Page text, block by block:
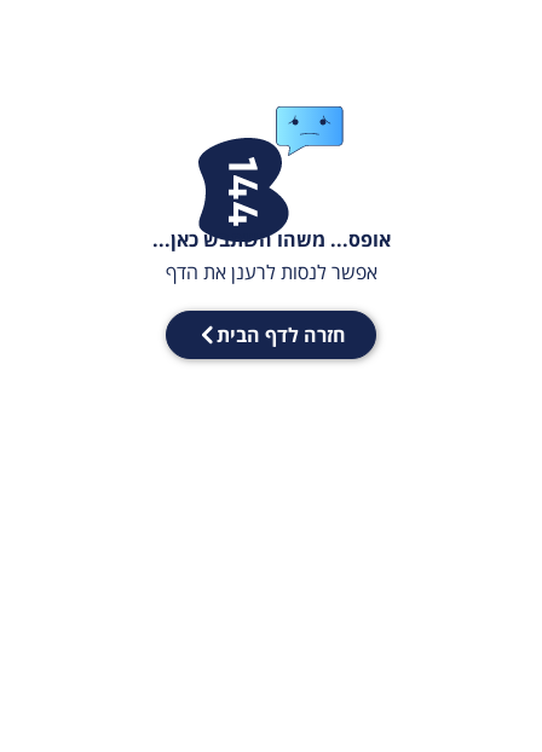
אופס... משהו השתבש כאן...
אפשר לנסות לרענן את הדף
חזרה לדף הבית